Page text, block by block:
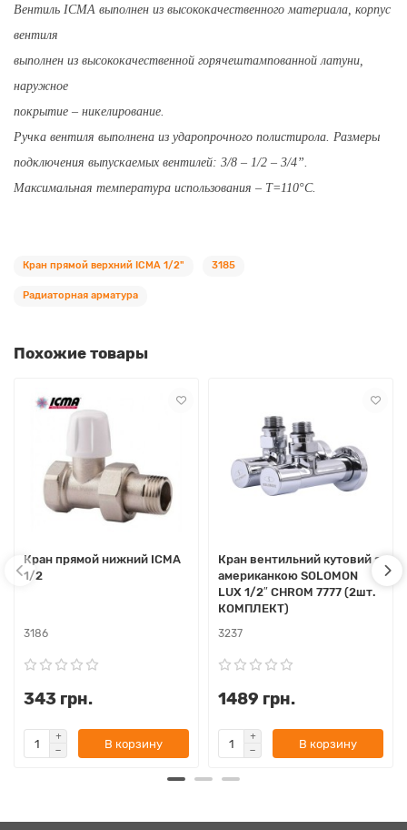
Вентиль ICMA выполнен из высококачественного материала, корпус
вентиля
выполнен из высококачественной горячештампованной латуни,
наружное
покрытие – никелирование.
Ручка вентиля выполнена из ударопрочного полистирола. Размеры
подключения выпускаемых вентилей: 3/8 – 1/2 – 3/4”.
Максимальная температура использования – Т=110°С.
Кран прямой верхний ICMA 1/2" 3185
Радиаторная арматура
Похожие товары
Кран прямой нижний ICMA
1/2
3186
343 грн.
В корзину
Кран вентильний кутовий з
американкою SOLOMON
LUX 1/2″ CHROM 7777 (2шт.
КОМПЛЕКТ)
3237
1489 грн.
В корзину